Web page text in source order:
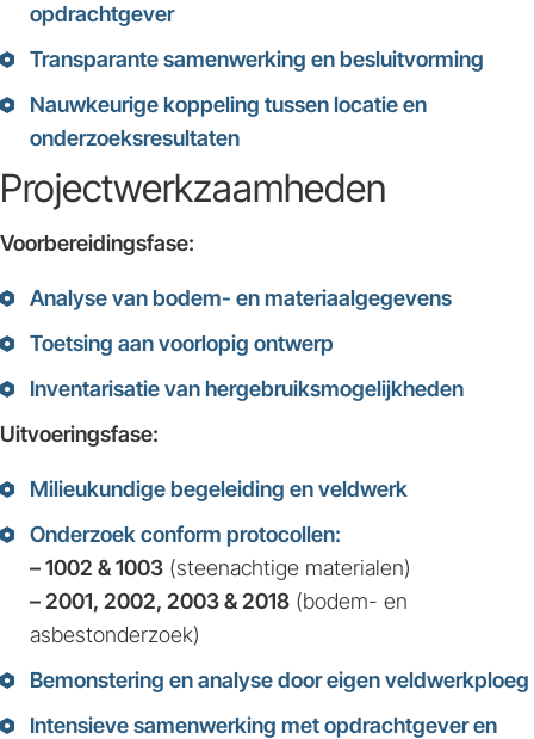
opdrachtgever
Transparante samenwerking en besluitvorming
Nauwkeurige koppeling tussen locatie en
onderzoeksresultaten
Projectwerkzaamheden
Voorbereidingsfase:
Analyse van bodem- en materiaalgegevens
Toetsing aan voorlopig ontwerp
Inventarisatie van hergebruiksmogelijkheden
Uitvoeringsfase:
Milieukundige begeleiding en veldwerk
Onderzoek conform protocollen:
– 1002 & 1003 (steenachtige materialen)
– 2001, 2002, 2003 & 2018 (bodem- en
asbestonderzoek)
Bemonstering en analyse door eigen veldwerkploeg
Intensieve samenwerking met opdrachtgever en